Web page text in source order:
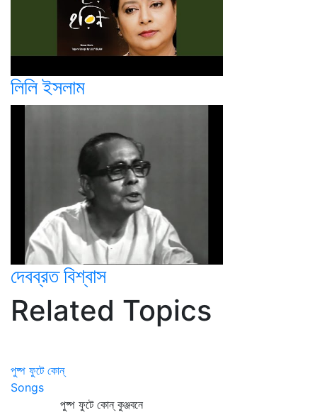
লিলি ইসলাম
দেবব্রত বিশ্বাস
Related Topics
পুষ্প ফুটে কোন্
Songs
পুষ্প ফুটে কোন্‌ কুঞ্জবনে